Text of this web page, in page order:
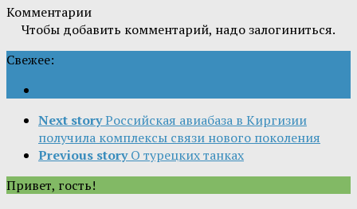
Комментарии
Чтобы добавить комментарий, надо залогиниться.
Свежее:
Next storyРоссийская авиабаза в Киргизии
получила комплексы связи нового поколения
Previous story О турецких танках
Привет, гость!